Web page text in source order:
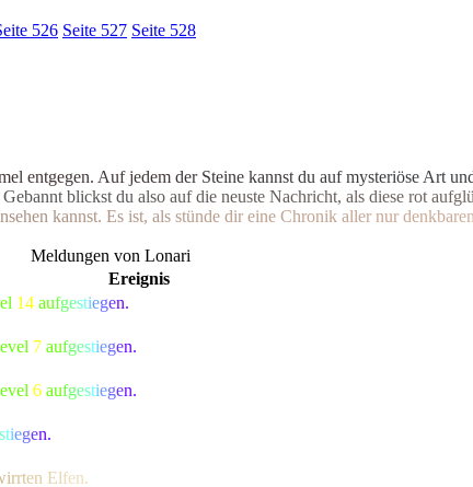
526 Seite 527 Seite 528
el entgegen. Auf jedem der Steine kannst du auf mysteriöse Art un
Gebannt blickst du also auf die neuste Nachricht, als diese rot aufglü
nsehen kannst. Es ist, als stünde dir eine Chronik aller nur denkbaren
Meldungen von Lonari
Ereignis
14 aufgestiegen.
7 aufgestiegen.
6 aufgestiegen.
stiegen.
irrten Elfen.